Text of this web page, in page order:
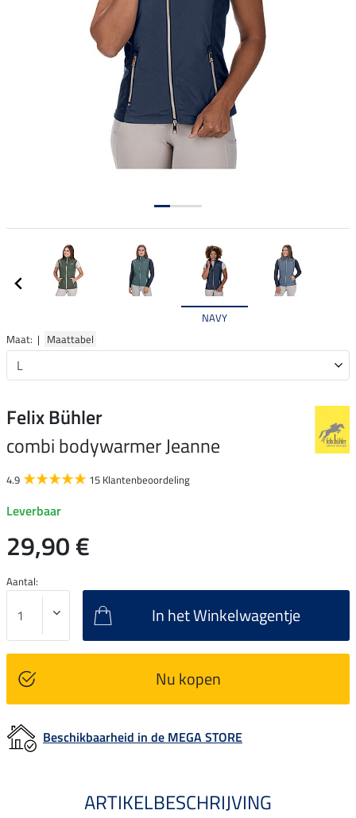
NAVY
Maat: | Maattabel
Felix Bühler
combi bodywarmer Jeanne
4.9 15 Klantenbeoordeling
Leverbaar
29,90 €
Aantal:
In het Winkelwagentje
Nu kopen
Beschikbaarheid in de MEGA STORE
ARTIKELBESCHRIJVING